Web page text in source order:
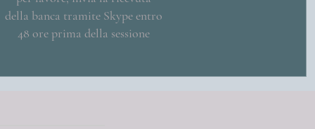
della banca tramite Skype entro
48 ore prima della sessione